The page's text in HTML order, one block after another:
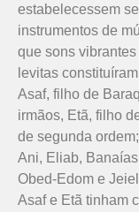
estabelecessem
instrumentos de
que sons
levitas
Asaf, filho de
irmãos, Etã, filho
de segunda
Ani, Eliab,
Obed-Edom e
Asaf e Etã tinham